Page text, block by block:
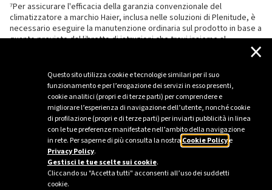
Questo sito utilizza cookie e tecnologie similari per il suo
funzionamento e per l’erogazione dei servizi in esso presenti,
cookie analitici (propri e di terze parti) per comprendere e
migliorare l’esperienza di navigazione dell’utente, nonché cookie
di profilazione (propri e di terze parti) per inviarti pubblicità in linea
con le tue preferenze manifestate nell’ambito della navigazione
in rete. Per saperne di più consulta la nostra Cookie Policye
Privacy Policy.
Gestisci le tue scelte sui cookie.
Cliccando su "Accetta tutti" acconsenti all’uso dei suddetti
cookie.
×
⁷Per assicurare l'efficacia della garanzia convenzionale del
climatizzatore a marchio Haier, inclusa nelle soluzioni di Plenitude, è
necessario eseguire la manutenzione ordinaria sul prodotto in base a
quanto previsto dal libretto di istruzioni che trovi insieme al